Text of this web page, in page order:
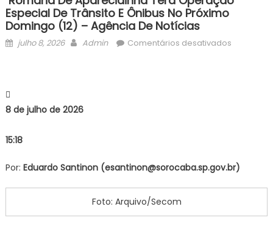
Especial De Trânsito E Ônibus No Próximo
Domingo (12) – Agência De Notícias
Posted
julho 8, 2026 Author
Admin Comentários desativadosem
e
8 de julho de 2026
15:18
Por: Eduardo Santinon (esantinon@sorocaba.sp.gov.br)
Foto: Arquivo/Secom